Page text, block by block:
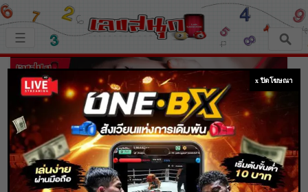
หน้าหลัก
เลขเด็ด
ตรวจเลขสนุก
เลขสนุกมงคล
×
☰
x ปิดโฆษณา